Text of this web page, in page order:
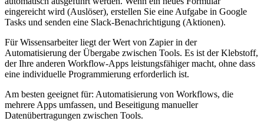
eingereicht wird (Auslöser), erstellen Sie eine Aufgabe in Google
Tasks und senden eine Slack-Benachrichtigung (Aktionen).
Für Wissensarbeiter liegt der Wert von Zapier in der
Automatisierung der Übergabe zwischen Tools. Es ist der Klebstoff,
der Ihre anderen Workflow-Apps leistungsfähiger macht, ohne dass
eine individuelle Programmierung erforderlich ist.
Am besten geeignet für: Automatisierung von Workflows, die
mehrere Apps umfassen, und Beseitigung manueller
Datenübertragungen zwischen Tools.